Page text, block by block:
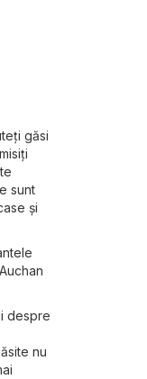
găsi
sunt
și
despre
nu